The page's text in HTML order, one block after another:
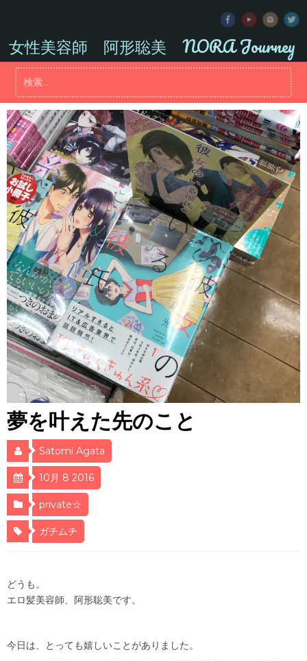
ツ
キ
ッ
プ
女性美容師 阿形聡美 NORA Journey
夢を叶えた先のこと
Satomi Agata
10月 8 2016
private☆
ガチムチ
どうも。
エロ髪美容師、阿形聡美です。
今日は、とっても嬉しいことがありました。